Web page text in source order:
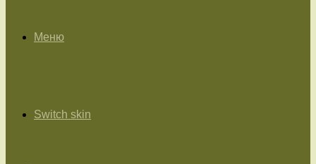
Меню
Switch skin